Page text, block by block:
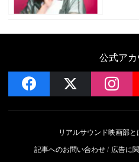
公式アカ
facebook
リアルサウンド映画部と
記事へのお問い合わせ
広告に